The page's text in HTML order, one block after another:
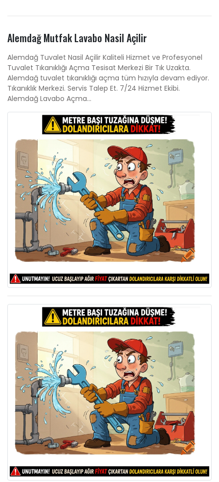
Alemdağ Mutfak Lavabo Nasil Açilir
Alemdağ Tuvalet Nasil Açilir Kaliteli Hizmet ve Profesyonel
Tuvalet Tıkanıklığı Açma Tesisat Merkezi Bir Tık Uzakta.
Alemdağ tuvalet tıkanıklığı açma tüm hızıyla devam ediyor.
Tıkanıklık Merkezi. Servis Talep Et. 7/24 Hizmet Ekibi.
Alemdağ Lavabo Açma...